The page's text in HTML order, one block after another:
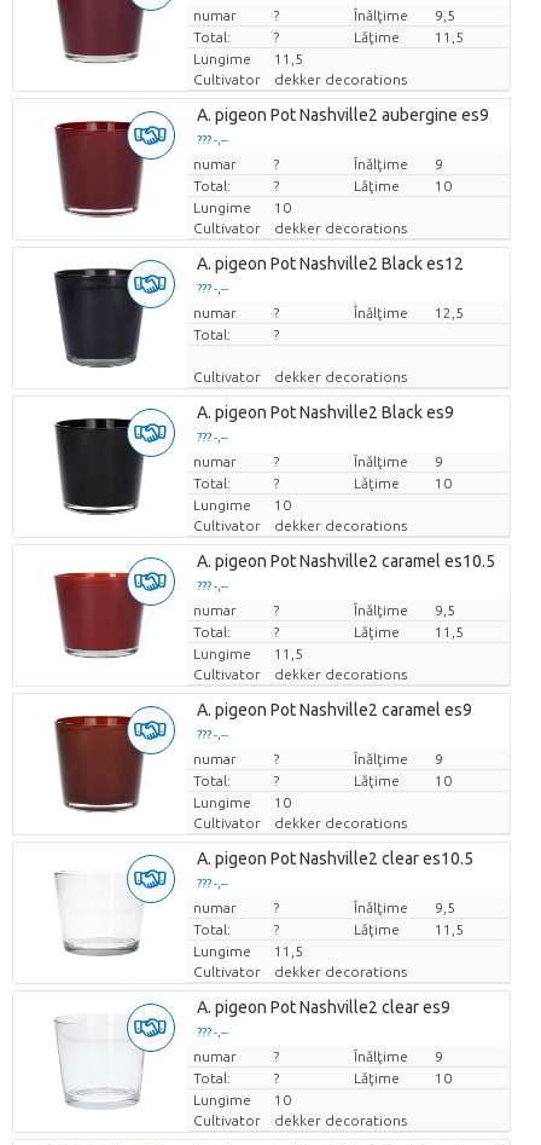
Pret per bucata
numar ? Înălţime
9,5
Total:
? Lăţime
11,5
Lungime
11,5
Cultivator
dekker decorations
A. pigeon Pot Nashville2 aubergine es9
??? -,--
Pret per bucata
numar ? Înălţime
9
Total:
? Lăţime
10
Lungime
10
Cultivator
dekker decorations
A. pigeon Pot Nashville2 Black es12
??? -,--
Pret per bucata
numar ? Înălţime
12,5
Total:
?
Cultivator dekker decorations
A. pigeon Pot Nashville2 Black es9
??? -,--
Pret per bucata
numar ? Înălţime
9
Total:
? Lăţime
10
Lungime
10
Cultivator
dekker decorations
A. pigeon Pot Nashville2 caramel es10.5
??? -,--
Pret per bucata
numar ? Înălţime
9,5
Total:
? Lăţime
11,5
Lungime
11,5
Cultivator
dekker decorations
A. pigeon Pot Nashville2 caramel es9
??? -,--
Pret per bucata
numar ? Înălţime
9
Total:
? Lăţime
10
Lungime
10
Cultivator
dekker decorations
A. pigeon Pot Nashville2 clear es10.5
??? -,--
Pret per bucata
numar ? Înălţime
9,5
Total:
? Lăţime
11,5
Lungime
11,5
Cultivator
dekker decorations
A. pigeon Pot Nashville2 clear es9
??? -,--
Pret per bucata
numar ? Înălţime
9
Total:
? Lăţime
10
Lungime
10
Cultivator
dekker decorations